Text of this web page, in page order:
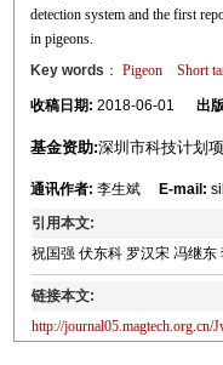
detection system and the first
in pigeons.
Key words ： Pigeon Short
收稿日期: 2018-06-01 出
基金资助:深圳市科技计划
通讯作者: 李生斌 E-mail:
引用本文:
祝国强 伏东科 罗汉宋 冯继东
链接本文:
http://journal05.magtech.org.cn/